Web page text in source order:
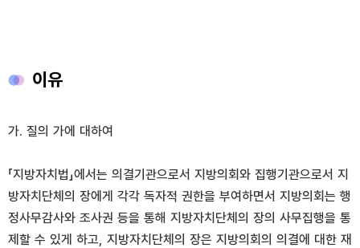
이유
가. 질의 가에 대하여
「지방자치법」에서는 의결기관으로서 지방의회와 집행기관으로서 지
방자치단체의 장에게 각각 독자적 권한을 부여하면서 지방의회는 행
정사무감사와 조사권 등을 통해 지방자치단체의 장의 사무집행을 통
제할 수 있게 하고, 지방자치단체의 장은 지방의회의 의결에 대한 재